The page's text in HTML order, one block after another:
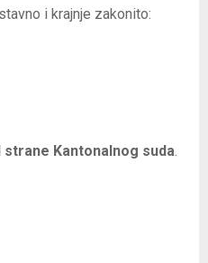
i krajnje zakonito:
Kantonalnog suda.